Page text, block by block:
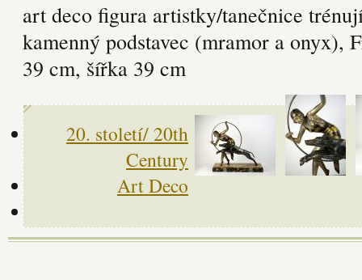
art deco figura artistky/tanečnice
kamenný podstavec (mramor a onyx),
39 cm, šířka 39 cm
20. století/ 20th
Century
Art Deco